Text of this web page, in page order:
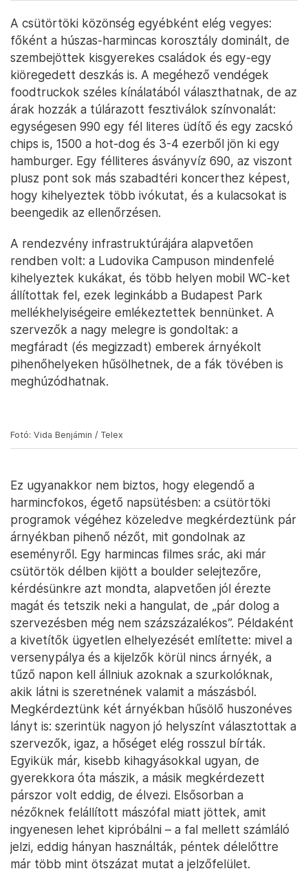
A csütörtöki közönség egyébként elég vegyes:
főként a húszas-harmincas korosztály dominált, de
szembejöttek kisgyerekes családok és egy-egy
kiöregedett deszkás is. A megéhező vendégek
foodtruckok széles kínálatából választhatnak, de az
árak hozzák a túlárazott fesztiválok színvonalát:
egységesen 990 egy fél literes üdítő és egy zacskó
chips is, 1500 a hot-dog és 3-4 ezerből jön ki egy
hamburger. Egy félliteres ásványvíz 690, az viszont
plusz pont sok más szabadtéri koncerthez képest,
hogy kihelyeztek több ivókutat, és a kulacsokat is
beengedik az ellenőrzésen.
A rendezvény infrastruktúrájára alapvetően
rendben volt: a Ludovika Campuson mindenfelé
kihelyeztek kukákat, és több helyen mobil WC-ket
állítottak fel, ezek leginkább a Budapest Park
mellékhelyiségeire emlékeztettek bennünket. A
szervezők a nagy melegre is gondoltak: a
megfáradt (és megizzadt) emberek árnyékolt
pihenőhelyeken hűsölhetnek, de a fák tövében is
meghúzódhatnak.
Fotó: Vida Benjámin / Telex
Ez ugyanakkor nem biztos, hogy elegendő a
harmincfokos, égető napsütésben: a csütörtöki
programok végéhez közeledve megkérdeztünk pár
árnyékban pihenő nézőt, mit gondolnak az
eseményről. Egy harmincas filmes srác, aki már
csütörtök délben kijött a boulder selejtezőre,
kérdésünkre azt mondta, alapvetően jól érezte
magát és tetszik neki a hangulat, de „pár dolog a
szervezésben még nem százszázalékos”. Példaként
a kivetítők ügyetlen elhelyezését említette: mivel a
versenypálya és a kijelzők körül nincs árnyék, a